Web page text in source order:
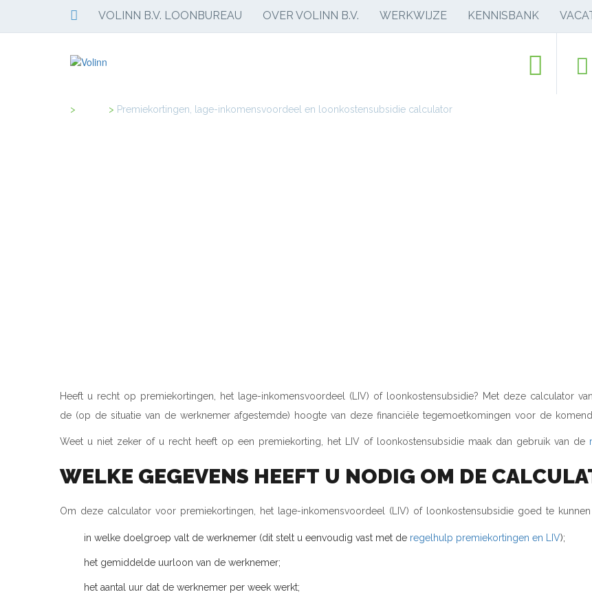
VOLINN B.V. LOONBUREAU OVER VOLINN B.V. WERKWIJZE KENNISBANK
> Premiekortingen, lage-inkomensvoordeel en loonkostensubsidie calculator
Heeft u recht op premiekortingen, het lage-inkomensvoordeel (LIV) of loonkostensubsidie? Met deze calculator
de (op de situatie van de werknemer afgestemde) hoogte van deze financiële tegemoetkomingen voor de
Weet u niet zeker of u recht heeft op een premiekorting, het LIV of loonkostensubsidie maak dan gebruik van de
WELKE GEGEVENS HEEFT U NODIG OM DE
Om deze calculator voor premiekortingen, het lage-inkomensvoordeel (LIV) of loonkostensubsidie goed te
in welke doelgroep valt de werknemer (dit stelt u eenvoudig vast met de regelhulp premiekortingen en LIV);
het gemiddelde uurloon van de werknemer;
het aantal uur dat de werknemer per week werkt;